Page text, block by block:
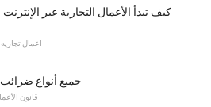
كيف تبدأ الأعمال التجارية عبر
اعمال
جميع أنواع
قانون